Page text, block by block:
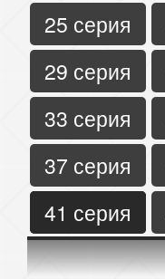
25 серия
29 серия
33 серия
37 серия
41 серия
45 серия